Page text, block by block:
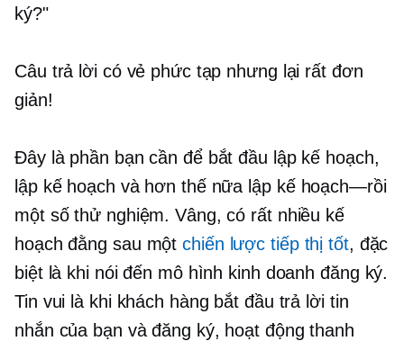
ký?"
Câu trả lời có vẻ phức tạp nhưng lại rất đơn
giản!
Đây là phần bạn cần để bắt đầu lập kế hoạch,
lập kế hoạch và hơn thế nữa lập kế hoạch—rồi
một số thử nghiệm. Vâng, có rất nhiều kế
hoạch đằng sau mộtchiến lược tiếp thị tốt, đặc
biệt là khi nói đến mô hình kinh doanh đăng ký.
Tin vui là khi khách hàng bắt đầu trả lời tin
nhắn của bạn và đăng ký, hoạt động thanh